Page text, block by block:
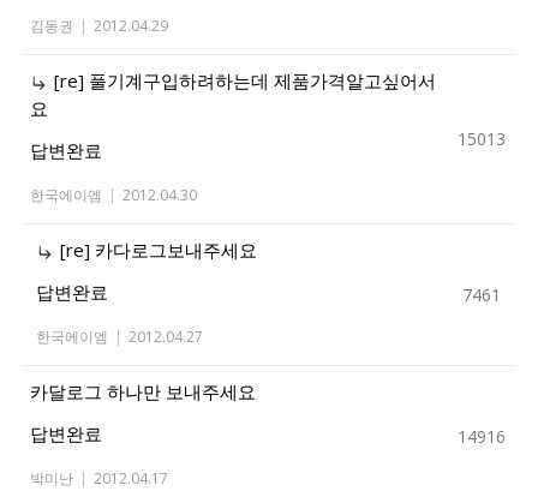
김동권 | 2012.04.29
[re] 풀기계구입하려하는데 제품가격알고싶어서
요
답변완료
한국에이엠 | 2012.04.30
15013
[re] 카다로그보내주세요
답변완료
한국에이엠 | 2012.04.27
7461
카달로그 하나만 보내주세요
답변완료
박미난 | 2012.04.17
14916